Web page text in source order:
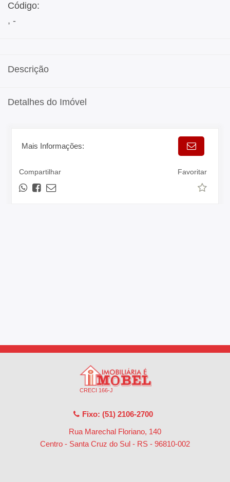
Código:
, -
Descrição
Detalhes do Imóvel
Mais Informações:
Compartilhar Favoritar
CRECI 166-J
Fixo: (51) 2106-2700
Rua Marechal Floriano, 140
Centro - Santa Cruz do Sul - RS - 96810-002